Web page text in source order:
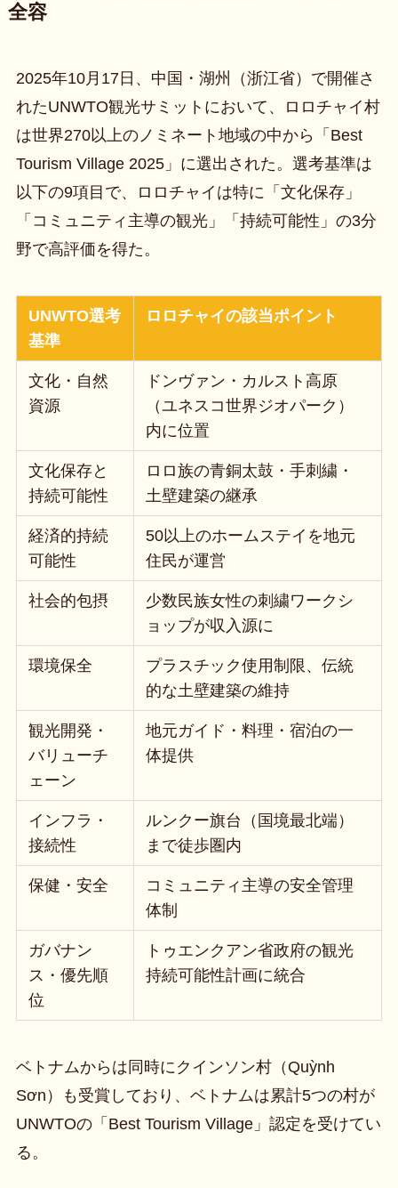
全容
2025年10月17日、中国・湖州（浙江省）で開催さ
れたUNWTO観光サミットにおいて、ロロチャイ村
は世界270以上のノミネート地域の中から「Best
Tourism Village 2025」に選出された。選考基準は
以下の9項目で、ロロチャイは特に「文化保存」
「コミュニティ主導の観光」「持続可能性」の3分
野で高評価を得た。
UNWTO選考
基準
ロロチャイの該当ポイント
文化・自然
資源
ドンヴァン・カルスト高原
（ユネスコ世界ジオパーク）
内に位置
文化保存と
持続可能性
ロロ族の青銅太鼓・手刺繍・
土壁建築の継承
経済的持続
可能性
50以上のホームステイを地元
住民が運営
社会的包摂
少数民族女性の刺繍ワークシ
ョップが収入源に
環境保全
プラスチック使用制限、伝統
的な土壁建築の維持
観光開発・
バリューチ
ェーン
地元ガイド・料理・宿泊の一
体提供
インフラ・
接続性
ルンクー旗台（国境最北端）
まで徒歩圏内
保健・安全
コミュニティ主導の安全管理
体制
ガバナン
ス・優先順
位
トゥエンクアン省政府の観光
持続可能性計画に統合
ベトナムからは同時にクインソン村（Quỳnh
Sơn）も受賞しており、ベトナムは累計5つの村が
UNWTOの「Best Tourism Village」認定を受けてい
る。